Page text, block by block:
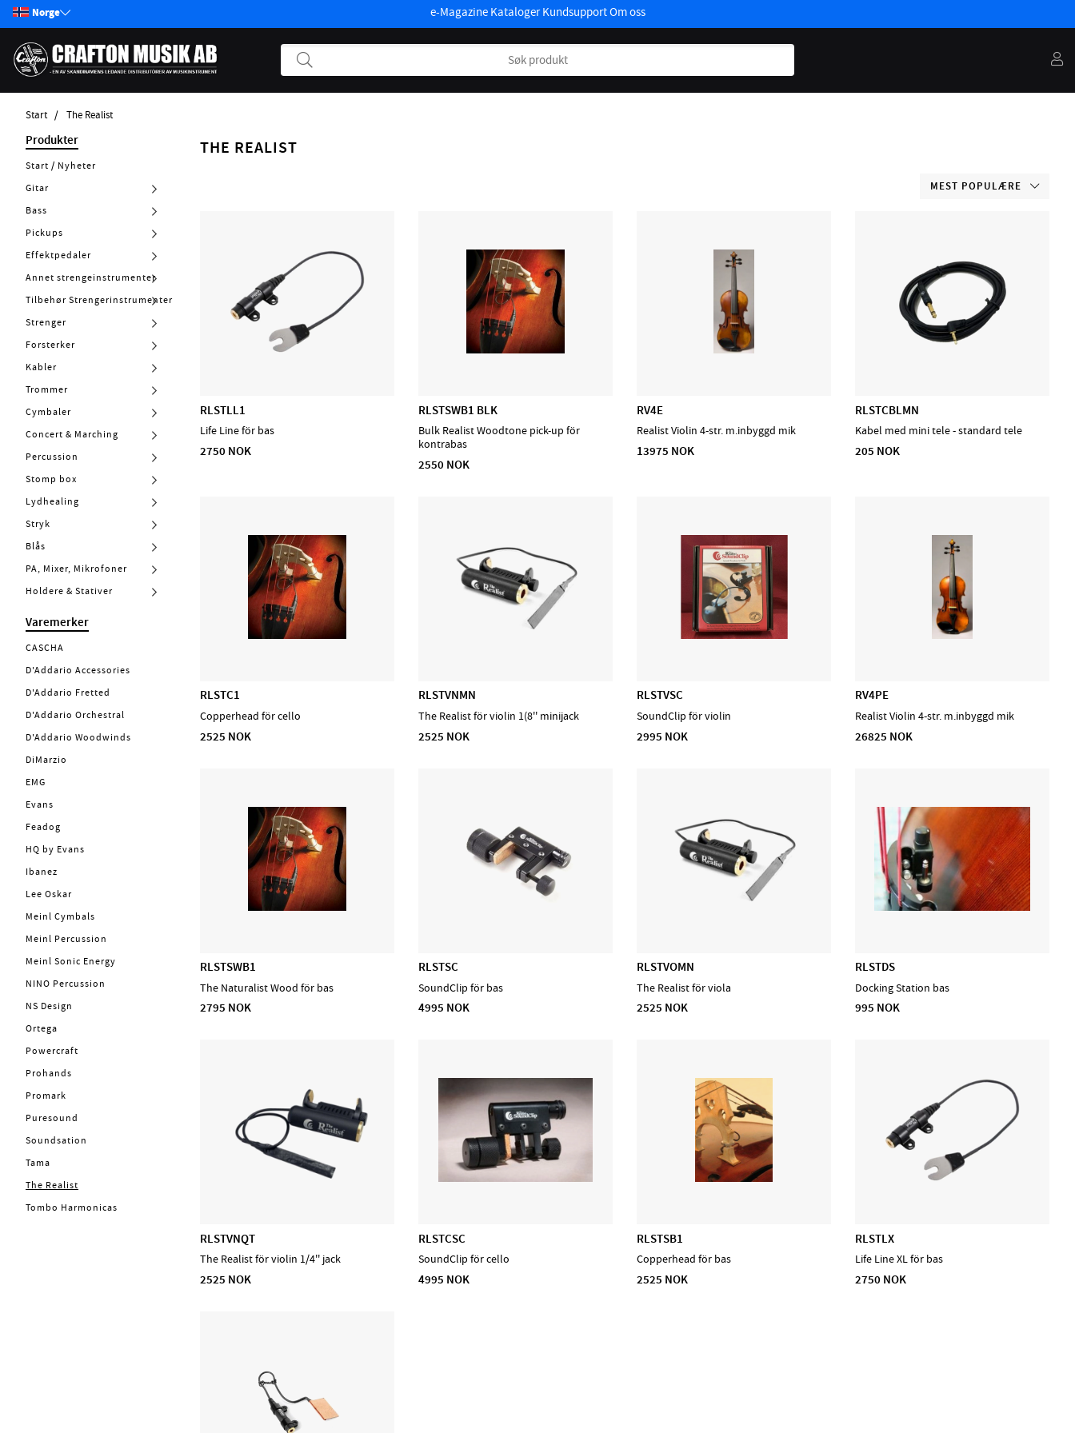
Norge e-Magazine Kataloger KundsupportOm oss
Start The Realist
Produkter
Start / Nyheter
Gitar
Bass
Pickups
Effektpedaler
Annet strengeinstrumenter
Tilbehør Strengerinstrumenter
Strenger
Forsterker
Kabler
Trommer
Cymbaler
Concert & Marching
Percussion
Stomp box
Lydhealing
Stryk
Blås
PA, Mixer, Mikrofoner
Holdere & Stativer
Varemerker
CASCHA
D'Addario Accessories
D'Addario Fretted
D'Addario Orchestral
D'Addario Woodwinds
DiMarzio
EMG
Evans
Feadog
HQ by Evans
Ibanez
Lee Oskar
Meinl Cymbals
Meinl Percussion
Meinl Sonic Energy
NINO Percussion
NS Design
Ortega
Powercraft
Prohands
Promark
Puresound
Soundsation
Tama
The Realist
Tombo Harmonicas
THE REALIST
MEST POPULÆRE
RLSTLL1
Life Line för bas
2750 NOK
RLSTSWB1 BLK
Bulk Realist Woodtone pick-up för
kontrabas
2550 NOK
RV4E
Realist Violin 4-str. m.inbyggd mik
13975 NOK
RLSTCBLMN
Kabel med mini tele - standard tele
205 NOK
RLSTC1
Copperhead för cello
2525 NOK
RLSTVNMN
The Realist för violin 1(8'' minijack
2525 NOK
RLSTVSC
SoundClip för violin
2995 NOK
RV4PE
Realist Violin 4-str. m.inbyggd mik
26825 NOK
RLSTSWB1
The Naturalist Wood för bas
2795 NOK
RLSTSC
SoundClip för bas
4995 NOK
RLSTVOMN
The Realist för viola
2525 NOK
RLSTDS
Docking Station bas
995 NOK
RLSTVNQT
The Realist för violin 1/4'' jack
2525 NOK
RLSTCSC
SoundClip för cello
4995 NOK
RLSTSB1
Copperhead för bas
2525 NOK
RLSTLX
Life Line XL för bas
2750 NOK